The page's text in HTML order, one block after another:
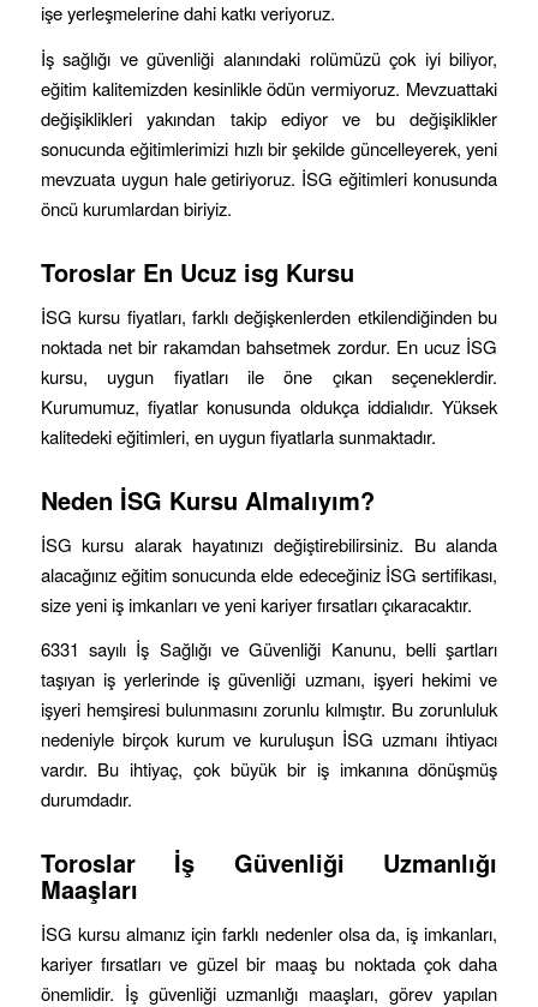
işe yerleşmelerine dahi katkı veriyoruz.
İş sağlığı ve güvenliği alanındaki rolümüzü çok iyi biliyor,
eğitim kalitemizden kesinlikle ödün vermiyoruz. Mevzuattaki
değişiklikleri yakından takip ediyor ve bu değişiklikler
sonucunda eğitimlerimizi hızlı bir şekilde güncelleyerek, yeni
mevzuata uygun hale getiriyoruz. İSG eğitimleri konusunda
öncü kurumlardan biriyiz.
Toroslar En Ucuz isg Kursu
İSG kursu fiyatları, farklı değişkenlerden etkilendiğinden bu
noktada net bir rakamdan bahsetmek zordur. En ucuz İSG
kursu, uygun fiyatları ile öne çıkan seçeneklerdir.
Kurumumuz, fiyatlar konusunda oldukça iddialıdır. Yüksek
kalitedeki eğitimleri, en uygun fiyatlarla sunmaktadır.
Neden İSG Kursu Almalıyım?
İSG kursu alarak hayatınızı değiştirebilirsiniz. Bu alanda
alacağınız eğitim sonucunda elde edeceğiniz İSG sertifikası,
size yeni iş imkanları ve yeni kariyer fırsatları çıkaracaktır.
6331 sayılı İş Sağlığı ve Güvenliği Kanunu, belli şartları
taşıyan iş yerlerinde iş güvenliği uzmanı, işyeri hekimi ve
işyeri hemşiresi bulunmasını zorunlu kılmıştır. Bu zorunluluk
nedeniyle birçok kurum ve kuruluşun İSG uzmanı ihtiyacı
vardır. Bu ihtiyaç, çok büyük bir iş imkanına dönüşmüş
durumdadır.
Toroslar İş Güvenliği Uzmanlığı
Maaşları
İSG kursu almanız için farklı nedenler olsa da, iş imkanları,
kariyer fırsatları ve güzel bir maaş bu noktada çok daha
önemlidir. İş güvenliği uzmanlığı maaşları, görev yapılan